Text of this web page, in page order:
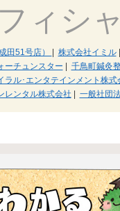
ィシ
田51号店） 株式会社イミル|
ーチュンスター
千鳥町鍼灸
ラル･エンタテインメント株式
レンタル株式会社 一般社団